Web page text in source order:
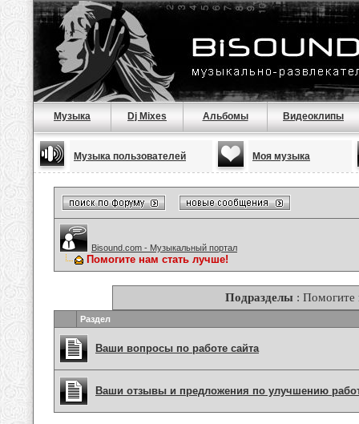
Музыка Dj Mixes Альбомы Видеоклипы
Музыка пользователей Моя музыка
Bisound.com - Музыкальный портал
Помогите нам стать лучше!
Подразделы : Помогите
Раздел
Ваши вопросы по работе сайта
Ваши отзывы и предложения по улучшению